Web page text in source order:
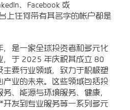
、Facebook 或
上任何带有其名字的帐户都是
是一家全球投资者和多元化
，于 2025 年庆祝其成立 80
主要行业领域，致力于积极塑
产业的未来。这些领域包括投
、能源与环境服务、健康，
开发到专业服务等一系列多元